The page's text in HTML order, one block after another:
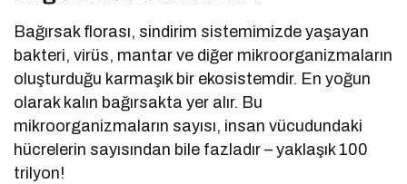
Bağırsak florası, sindirim sistemimizde yaşayan
bakteri, virüs, mantar ve diğer mikroorganizmaların
oluşturduğu karmaşık bir ekosistemdir. En yoğun
olarak kalın bağırsakta yer alır. Bu
mikroorganizmaların sayısı, insan vücudundaki
hücrelerin sayısından bile fazladır – yaklaşık 100
trilyon!